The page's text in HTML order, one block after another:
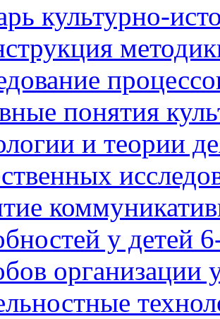
культурно-
понятия
и теории
у детей
организации